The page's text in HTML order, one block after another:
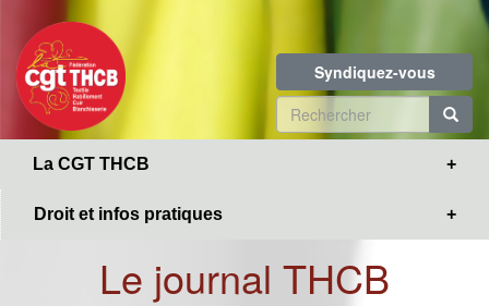
contenu
principal
Syndiquez-vous
Formulaire
de
La CGT THCB
Droit et infos pratiques
Le journal THCB